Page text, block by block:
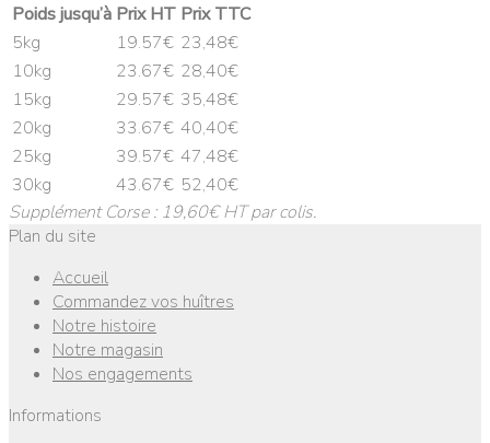
Poids jusqu’à Prix HT Prix TTC
5kg
19.57€ 23,48€
10kg
23.67€ 28,40€
15kg
29.57€ 35,48€
20kg
33.67€ 40,40€
25kg
39.57€ 47,48€
30kg
43.67€ 52,40€
Supplément Corse : 19,60€ HT par colis.
Plan du site
Accueil
Commandez vos huîtres
Notre histoire
Notre magasin
Nos engagements
Informations